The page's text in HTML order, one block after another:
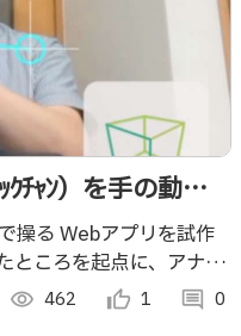
ﾁｬﾝ）を手の動き
操る Webアプリを試作
ところを起点に、アナロ
きて、それを使って操作
visibility 462 thumb_up_alt 1 comment 0